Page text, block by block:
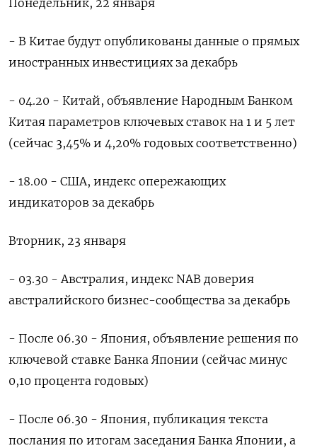
- В Китае будут опубликованы данные о прямых
иностранных инвестициях за декабрь
- 04.20 - Китай, объявление Народным Банком
Китая параметров ключевых ставок на 1 и 5 лет
(сейчас 3,45% и 4,20% годовых соответственно)
- 18.00 - США, индекс опережающих
индикаторов за декабрь
Вторник, 23 января
- 03.30 - Австралия, индекс NAB доверия
австралийского бизнес-сообщества за декабрь
- После 06.30 - Япония, объявление решения по
ключевой ставке Банка Японии (сейчас минус
0,10 процента годовых)
- После 06.30 - Япония, публикация текста
послания по итогам заседания Банка Японии, а